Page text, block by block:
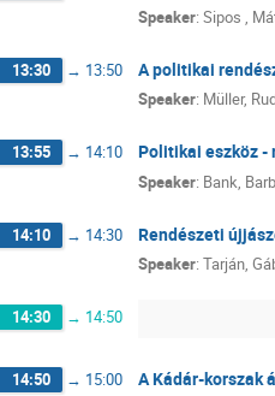
Speaker: Sipos ,
13:30 → 13:50 A politikai
Speaker: Müller,
13:55 → 14:10 Politikai eszköz -
Speaker: Bank,
14:10 → 14:30 Rendészeti
Speaker: Tarján,
14:30 → 14:50
14:50 → 15:00 A Kádár-korszak